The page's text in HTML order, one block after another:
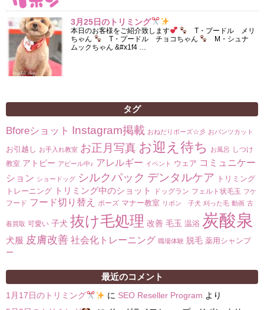
3月25日のトリミング
本日のお客様をご紹介致します
T・プードル メリ
ちゃん
T・プードル チョコちゃん
M・シュナ
ムックちゃん &#x1f4 …
タグ
Bforeショット Instagram掲載 おねだりポーズ☆彡 おパンツカット
お引越し お手入れ教室 お正月写真 お迎え待ち お風呂 しつけ
教室 アトピー アピール中♪ アレルギー イベント ウェア コミュニケー
ション ショードッグ シルクパック デンタルケア
トリミング
トレーニング
トリミング中のショット ドッグラン フェルト状毛玉 フケ
フード フード切り替え ポーズ マナー教室 リボン 子犬 刈った毛 動画 古
着買取 可愛い 子犬 抜け毛処理 改善 毛玉 温浴 炭酸泉
犬服 皮膚改善 社会化トレーニング 職場体験 脱毛 薬用シャンプ
ー
最近のコメント
1月17日のトリミング に SEO Reseller Program より